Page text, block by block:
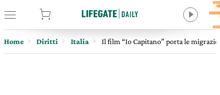
Home Diritti Italia Il film “Io Capitano” porta le